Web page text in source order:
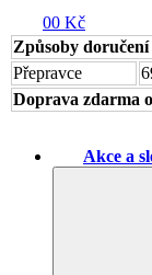
00 Kč
Způsoby doručení
Přepravce
Doprava zdarma
Akce a